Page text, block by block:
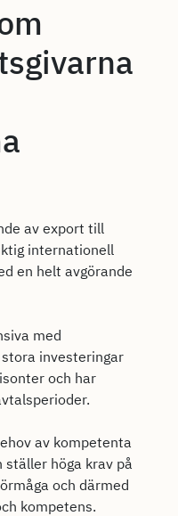
av export till
internationell
en helt avgörande
med
investeringar
och har
av kompetenta
ställer höga krav på
och därmed
kompetens.